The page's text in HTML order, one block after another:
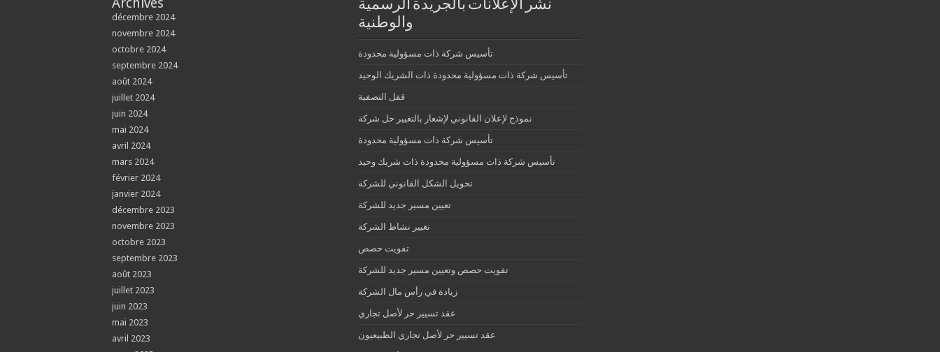
décembre 2024
novembre 2024
octobre 2024
septembre 2024
août 2024
juillet 2024
juin 2024
mai 2024
avril 2024
mars 2024
février 2024
janvier 2024
décembre 2023
novembre 2023
octobre 2023
septembre 2023
août 2023
juillet 2023
juin 2023
mai 2023
avril 2023
نشر الإعلانات بالجريدة الرسمية
والوطنية
تأسيس شركة ذات مسؤولية محدودة
تأسيس شركة ذات مسؤولية محدودة ذات الشريك الوحيد
قفل التصفية
نموذج لإعلان القانوني لإشعار بالتغيير حل شركة
تأسيس شركة ذات مسؤولية محدودة
تأسيس شركة ذات مسؤولية محدودة ذات شريك وحيد
تحويل الشكل القانوني للشركة
تعيين مسير جديد للشركة
تغيير نشاط الشركة
تفويت حصص
تفويت حصص وتعيين مسير جديد للشركة
زيادة في رأس مال الشركة
عقد تسيير حر لأصل تجاري
عقد تسيير حر لأصل تجاري الطبيعيون